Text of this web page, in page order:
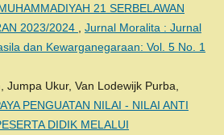
21 SERBELAWAN
2023/2024
Jurnal Moralita : Jurnal
dan Kewarganegaraan: Vol. 5 No. 1
Jumpa Ukur, Van Lodewijk Purba,
PENGUATAN NILAI - NILAI ANTI
DIDIK MELALUI